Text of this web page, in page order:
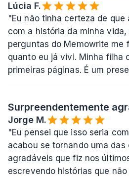
Lúcia F.
"Eu não tinha certeza de que
com a história da minha
perguntas do Memowrite me
quanto eu já vivi. Minha filha
primeiras páginas. É um
Surpreendentemente
Jorge M.
"Eu pensei que isso seria
acabou se tornando uma das
agradáveis que fiz nos
escrevendo histórias que